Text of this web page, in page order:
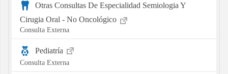
Otras Consultas De Especialidad Semiologia Y
Cirugia Oral - No Oncológico
Consulta Externa
Pediatría
Consulta Externa